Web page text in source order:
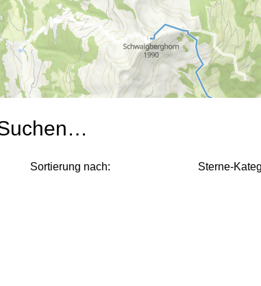
Sortierung nach: Sterne-